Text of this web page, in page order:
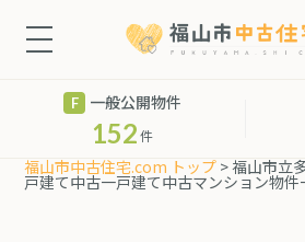
一般公開物件
152件
福山市中古住宅.com トップ > 福山市立
戸建て中古一戸建て中古マンション物件